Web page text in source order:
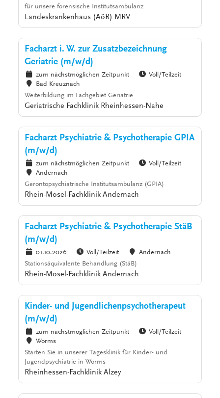
für unsere forensische Institutsambulanz
Landeskrankenhaus (AöR) MRV
Facharzt i. W. zur Zusatzbezeichnung
Geriatrie (m/w/d)
zum nächstmöglichen Zeitpunkt
Voll/Teilzeit
Bad Kreuznach
Weiterbildung im Fachgebiet Geriatrie
Geriatrische Fachklinik Rheinhessen-Nahe
Facharzt Psychiatrie & Psychotherapie GPIA
(m/w/d)
zum nächstmöglichen Zeitpunkt
Voll/Teilzeit
Andernach
Gerontopsychiatrische Institutsambulanz (GPIA)
Rhein-Mosel-Fachklinik Andernach
Facharzt Psychiatrie & Psychotherapie StäB
(m/w/d)
01.10.2026 Voll/Teilzeit
Andernach
Stationsäquivalente Behandlung (StäB)
Rhein-Mosel-Fachklinik Andernach
Kinder- und Jugendlichenpsychotherapeut
(m/w/d)
zum nächstmöglichen Zeitpunkt
Voll/Teilzeit
Worms
Starten Sie in unserer Tagesklinik für Kinder- und
Jugendpsychiatrie in Worms
Rheinhessen-Fachklinik Alzey